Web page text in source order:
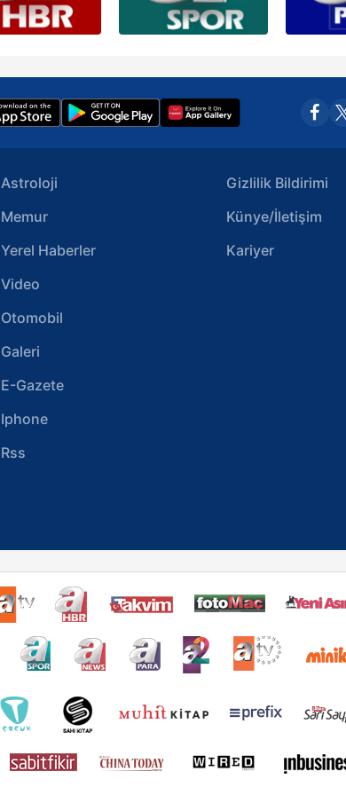
Astroloji
Memur
Yerel Haberler
Video
Otomobil
Galeri
E-Gazete
Iphone
Rss
Gizlilik Bildirimi
Künye/İletişim
Kariyer